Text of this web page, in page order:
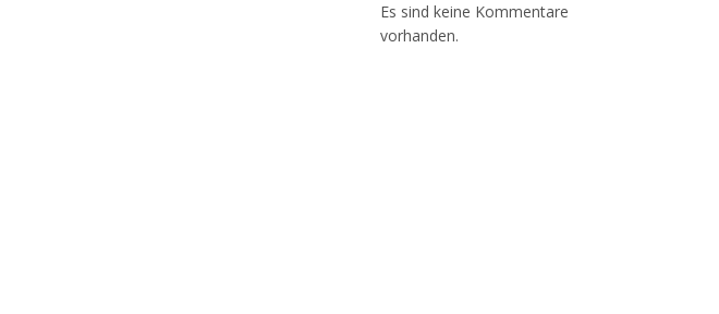
Es sind keine Kommentare
vorhanden.